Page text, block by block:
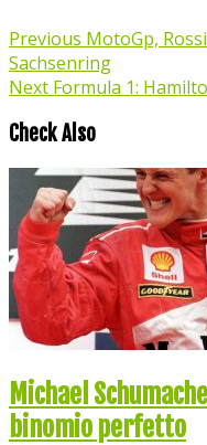
Previous MotoGp,
Sachsenring
Next Formula 1:
Check Also
Michael
binomio perfetto